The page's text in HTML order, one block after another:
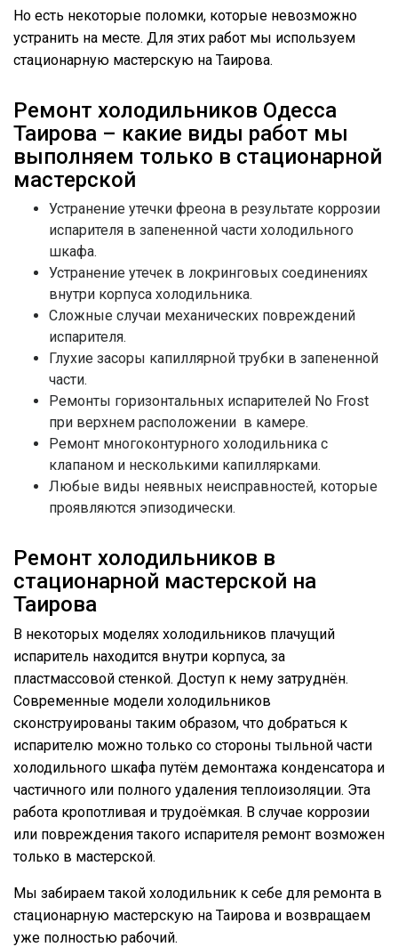
Но есть некоторые поломки, которые невозможно
устранить на месте. Для этих работ мы используем
стационарную мастерскую на Таирова.
Ремонт холодильников Одесса
Таирова – какие виды работ мы
выполняем только в стационарной
мастерской
Устранение утечки фреона в результате коррозии
испарителя в запененной части холодильного
шкафа.
Устранение утечек в локринговых соединениях
внутри корпуса холодильника.
Сложные случаи механических повреждений
испарителя.
Глухие засоры капиллярной трубки в запененной
части.
Ремонты горизонтальных испарителей No Frost
при верхнем расположении в камере.
Ремонт многоконтурного холодильника с
клапаном и несколькими капиллярками.
Любые виды неявных неисправностей, которые
проявляются эпизодически.
Ремонт холодильников в
стационарной мастерской на
Таирова
В некоторых моделях холодильников плачущий
испаритель находится внутри корпуса, за
пластмассовой стенкой. Доступ к нему затруднён.
Современные модели холодильников
сконструированы таким образом, что добраться к
испарителю можно только со стороны тыльной части
холодильного шкафа путём демонтажа конденсатора и
частичного или полного удаления теплоизоляции. Эта
работа кропотливая и трудоёмкая. В случае коррозии
или повреждения такого испарителя ремонт возможен
только в мастерской.
Мы забираем такой холодильник к себе для ремонта в
стационарную мастерскую на Таирова и возвращаем
уже полностью рабочий.